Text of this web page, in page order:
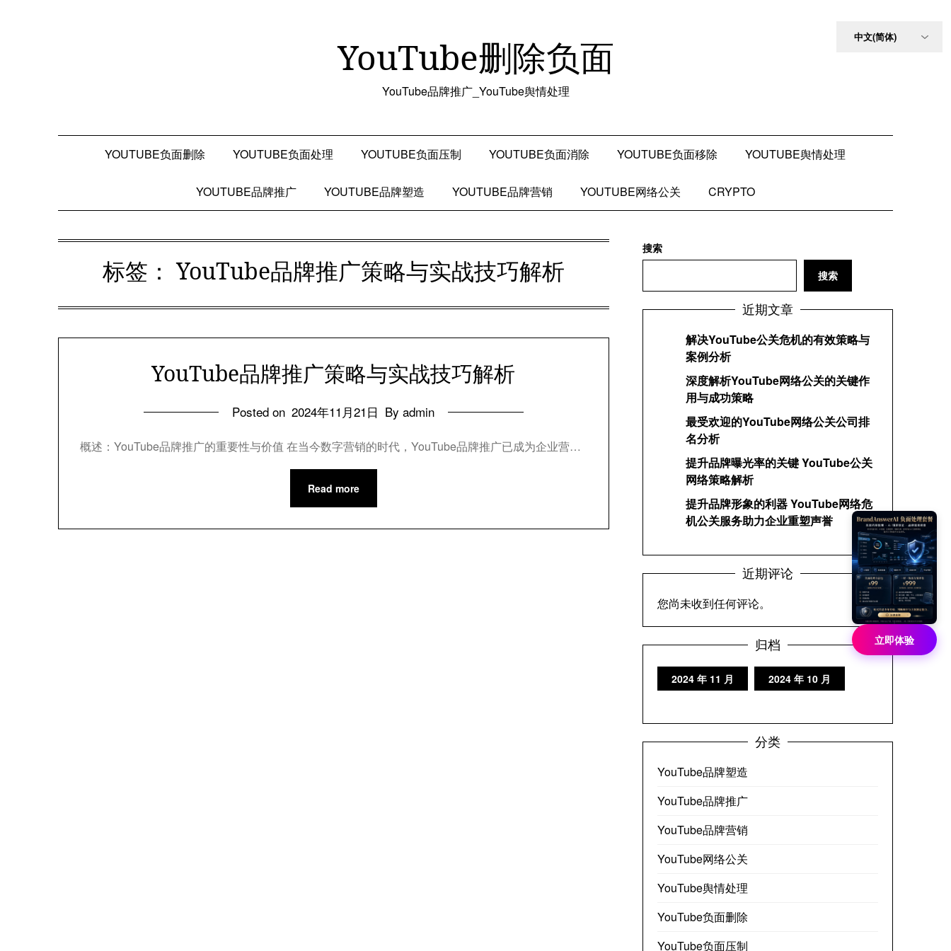
YouTube删除负面
YouTube品牌推广_YouTube舆情处理
YOUTUBE负面删除 YOUTUBE负面处理 YOUTUBE负面压制 YOUTUBE负面消除 YOUTUBE负面移除 YOUTUBE舆情处理
YOUTUBE品牌推广 YOUTUBE品牌塑造 YOUTUBE品牌营销 YOUTUBE网络公关 CRYPTO
标签：YouTube品牌推广策略与实战技巧解析
YouTube品牌推广策略与实战技巧解析
Posted on 2024年11月21日 By admin
概述：YouTube品牌推广的重要性与价值 在当今数字营销的时代，YouTube品牌推广已成为企业营…
Read more
搜索
搜索
近期文章
解决YouTube公关危机的有效策略与
案例分析
深度解析YouTube网络公关的关键作
用与成功策略
最受欢迎的YouTube网络公关公司排
名分析
提升品牌曝光率的关键 YouTube公关
网络策略解析
提升品牌形象的利器 YouTube网络危
机公关服务助力企业重塑声誉
近期评论
您尚未收到任何评论。
归档
2024 年 11 月 2024 年 10 月
分类
YouTube品牌塑造
YouTube品牌推广
YouTube品牌营销
YouTube网络公关
YouTube舆情处理
YouTube负面删除
YouTube负面压制
立即体验